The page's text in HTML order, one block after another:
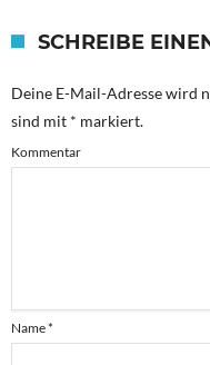
SCHREIBE
Deine E-Mail-Adresse wird
sind mit * markiert.
Kommentar
Name*